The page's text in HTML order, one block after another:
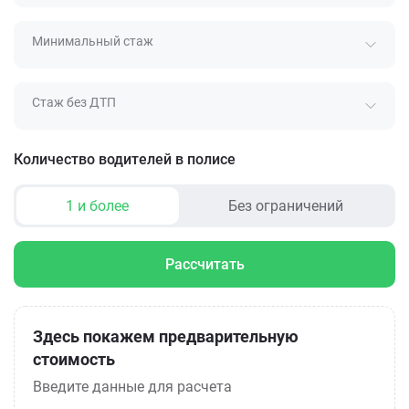
Минимальный стаж
Стаж без ДТП
Количество водителей в полисе
1 и более Без ограничений
Рассчитать
Здесь покажем предварительную
стоимость
Введите данные для расчета